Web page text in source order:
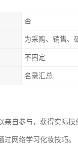
否
为采购、销售、
不固定
名录汇总
自参与，获得实际操
网络学习化妆技巧。